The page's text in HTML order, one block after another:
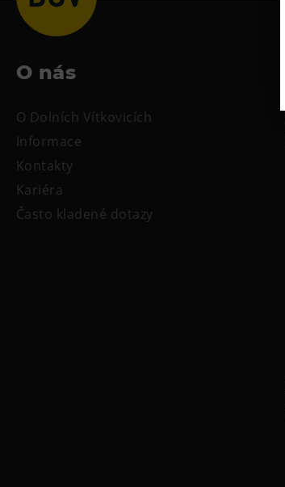
O nás
O Dolních Vítkovicích
Informace
Kontakty
Kariéra
Často kladené dotazy